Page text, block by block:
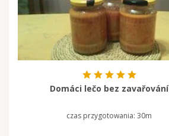
Domáci lečo bez zavařování
czas przygotowania: 30m